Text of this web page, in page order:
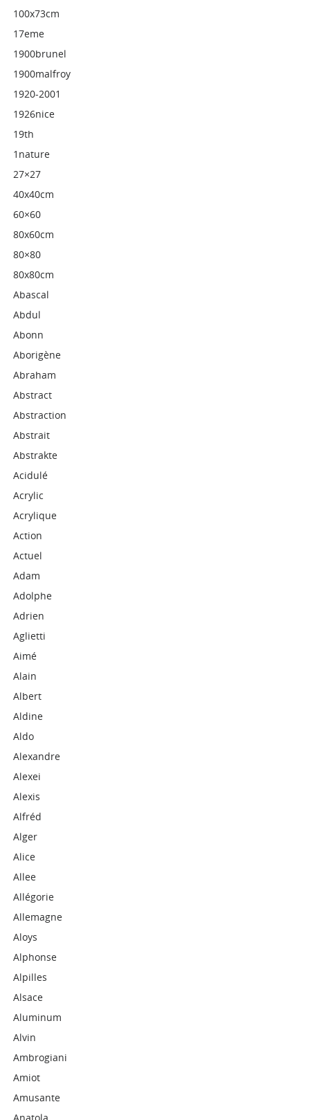
100x73cm
17eme
1900brunel
1900malfroy
1920-2001
1926nice
19th
1nature
27×27
40x40cm
60×60
80x60cm
80×80
80x80cm
Abascal
Abdul
Abonn
Aborigène
Abraham
Abstract
Abstraction
Abstrait
Abstrakte
Acidulé
Acrylic
Acrylique
Action
Actuel
Adam
Adolphe
Adrien
Aglietti
Aimé
Alain
Albert
Aldine
Aldo
Alexandre
Alexei
Alexis
Alfréd
Alger
Alice
Allee
Allégorie
Allemagne
Aloys
Alphonse
Alpilles
Alsace
Aluminum
Alvin
Ambrogiani
Amiot
Amusante